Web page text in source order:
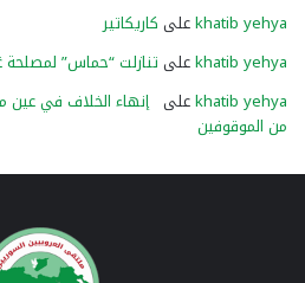
khatib yehyaعلى كاريكاتير
khatib yehyaعلى تنازلت “حماس” لمصلحة
khatib yehyaعلى إنهاء الخلاف في
من الموقوفين